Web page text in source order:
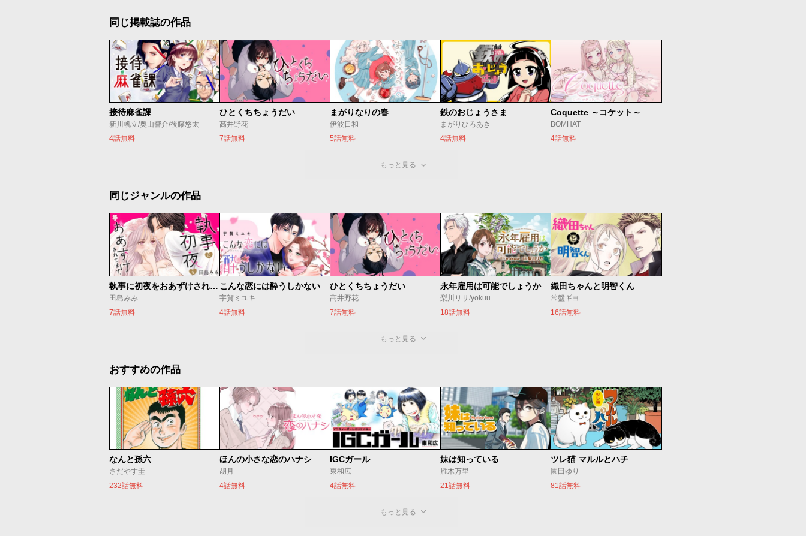
同じ掲載誌の作品
接待麻雀課
新川帆立/奥山響介/後藤悠太
4話無料
ひとくちちょうだい
髙井野花
7話無料
まがりなりの春
伊波日和
5話無料
鉄のおじょうさま
まがりひろあき
4話無料
Coquette ～コケット～
BOMHAT
4話無料
もっと見る
同じジャンルの作品
執事に初夜をおあずけされてます。
田島みみ
7話無料
こんな恋には酔うしかない
宇賀ミユキ
4話無料
ひとくちちょうだい
髙井野花
7話無料
永年雇用は可能でしょうか
梨川リサ/yokuu
18話無料
織田ちゃんと明智くん
常盤ギヨ
16話無料
もっと見る
おすすめの作品
なんと孫六
さだやす圭
232話無料
ほんの小さな恋のハナシ
胡月
4話無料
IGCガール
東和広
4話無料
妹は知っている
雁木万里
21話無料
ツレ猫 マルルとハチ
園田ゆり
81話無料
もっと見る